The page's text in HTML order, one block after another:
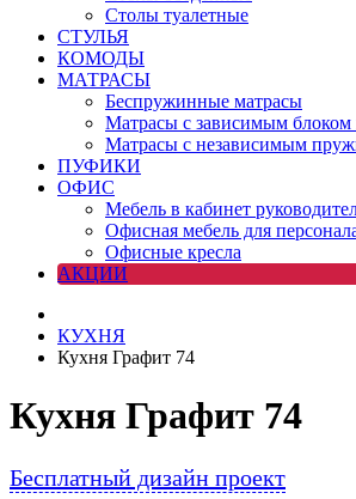
Столы туалетные
СТУЛЬЯ
КОМОДЫ
МАТРАСЫ
Беспружинные матрасы
Матрасы с зависимым
Матрасы с независимым
ПУФИКИ
ОФИС
Мебель в кабинет
Офисная мебель для
Офисные кресла
АКЦИИ
КУХНЯ
Кухня Графит 74
Кухня Графит 74
Бесплатный дизайн проект